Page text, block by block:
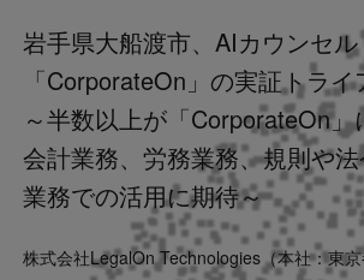
News
Recruit
LegalOn Now
Contact
岩手県大船渡市、AIカウンセル
「CorporateOn」の実証トラ
～半数以上が「CorporateOn
会計業務、労務業務、規則や
業務での活用に期待～
株式会社LegalOn Technologies（本社：東